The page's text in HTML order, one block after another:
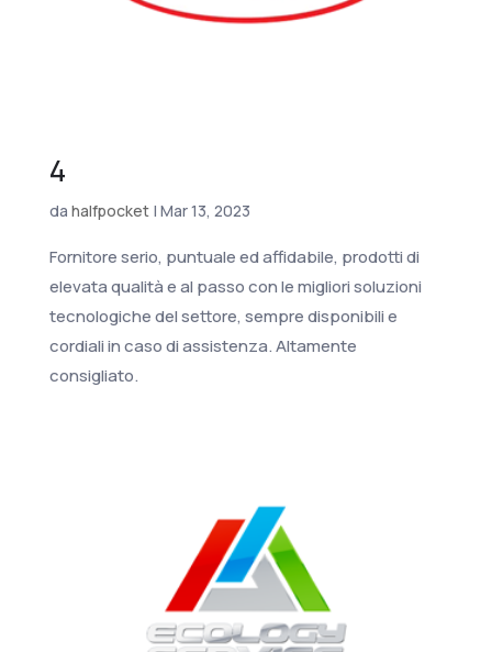
4
da halfpocket| Mar 13, 2023
Fornitore serio, puntuale ed affidabile, prodotti di
elevata qualità e al passo con le migliori soluzioni
tecnologiche del settore, sempre disponibili e
cordiali in caso di assistenza. Altamente
consigliato.